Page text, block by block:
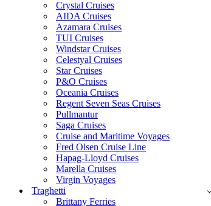
Crystal Cruises
AIDA Cruises
Azamara Cruises
TUI Cruises
Windstar Cruises
Celestyal Cruises
Star Cruises
P&O Cruises
Oceania Cruises
Regent Seven Seas Cruises
Pullmantur
Saga Cruises
Cruise and Maritime Voyages
Fred Olsen Cruise Line
Hapag-Lloyd Cruises
Marella Cruises
Virgin Voyages
Traghetti
Brittany Ferries